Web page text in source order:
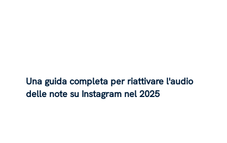
Una guida completa per riattivare l'audio
delle note su Instagram nel 2025